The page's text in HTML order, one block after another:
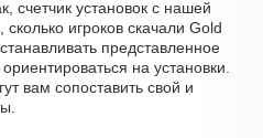
счетчик установок с нашей
игроков скачали Gold
представленное
на установки.
вам сопоставить свой и